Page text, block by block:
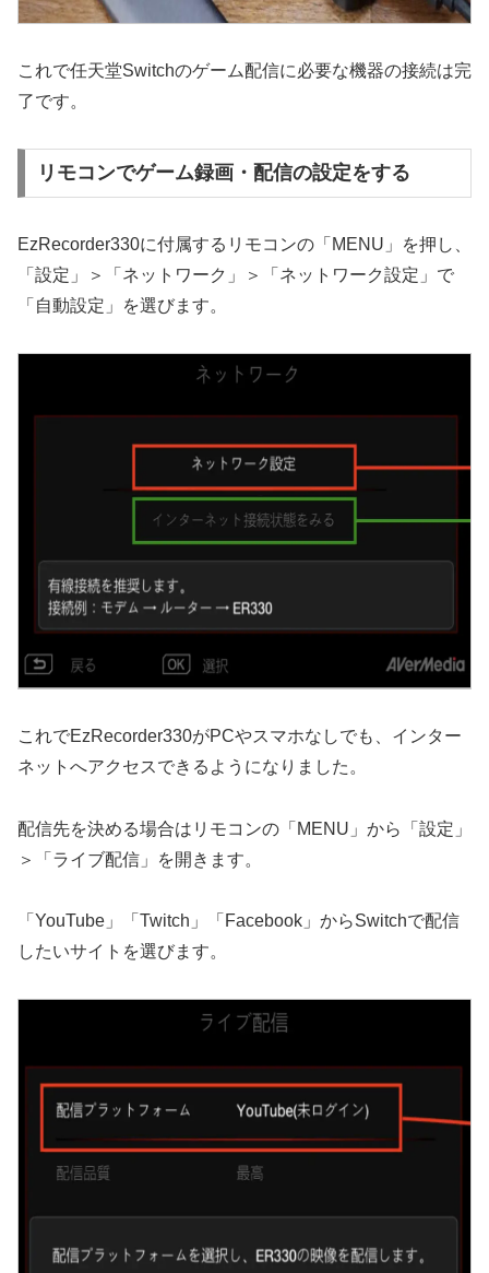
これで任天堂Switchのゲーム配信に必要な機器の接続は完
了です。
リモコンでゲーム録画・配信の設定をする
EzRecorder330に付属するリモコンの「MENU」を押し、
「設定」＞「ネットワーク」＞「ネットワーク設定」で
「自動設定」を選びます。
これでEzRecorder330がPCやスマホなしでも、インター
ネットへアクセスできるようになりました。
配信先を決める場合はリモコンの「MENU」から「設定」
＞「ライブ配信」を開きます。
「YouTube」「Twitch」「Facebook」からSwitchで配信
したいサイトを選びます。